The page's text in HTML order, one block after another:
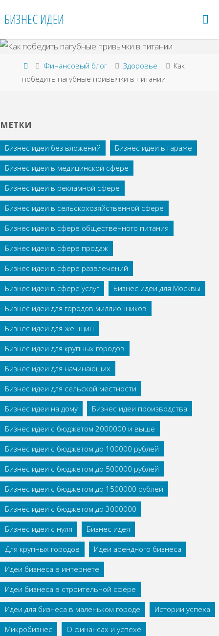
БИЗНЕС ИДЕИ
Главная
Финансовый блог Здоровье
Как
победить пагубные привычки в питании
МЕТКИ
Бизнес идеи без вложений
Бизнес идеи в гараже
Бизнес идеи в медицинской сфере
Бизнес идеи в рекламной сфере
Бизнес идеи в сельскохозяйственной сфере
Бизнес идеи в сфере общественного питания
Бизнес идеи в сфере продаж
Бизнес идеи в сфере развлечений
Бизнес идеи в сфере услуг
Бизнес идеи для Москвы
Бизнес идеи для городов миллионников
Бизнес идеи для женщин
Бизнес идеи для крупных городов
Бизнес идеи для начинающих
Бизнес идеи для сельской местности
Бизнес идеи на дому
Бизнес идеи производства
Бизнес идеи с бюджетом 2000000 и выше
Бизнес идеи с бюджетом до 100000 рублей
Бизнес идеи с бюджетом до 500000 рублей
Бизнес идеи с бюджетом до 1500000 рублей
Бизнес идеи с бюджетом до 3000000
Бизнес идеи с нуля
Бизнес идея
Для крупных городов
Идеи арендного бизнеса
Идеи бизнеса в интернете
Идеи бизнеса в строительной сфере
Идеи для бизнеса в маленьком городе
Истории успеха
Микробизнес
О финансах и успехе